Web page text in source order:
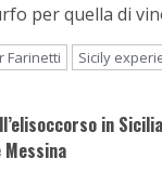
per quella di
Farinetti Sicily
in
Messina